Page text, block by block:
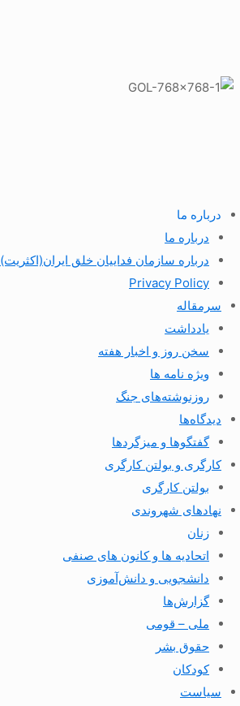
درباره ما
درباره ما
درباره سازمان فداییان خلق ایران(اکثریت)
Privacy Policy
سرمقاله
یادداشت
سخن روز و اخبار هفته
ویژه نامه ها
روزنوشته‌های جنگ
دیدگاه‌ها
گفتگوها و میزگردها
کارگری و بولتن کارگری
بولتن کارگری
نهادهای شهروندی
زنان
اتحادیه ها و کانون های صنفی
دانشجویی و دانش‌آموزی
گزارش‌ها
ملی – قومی
حقوق بشر
کودکان
سیاست